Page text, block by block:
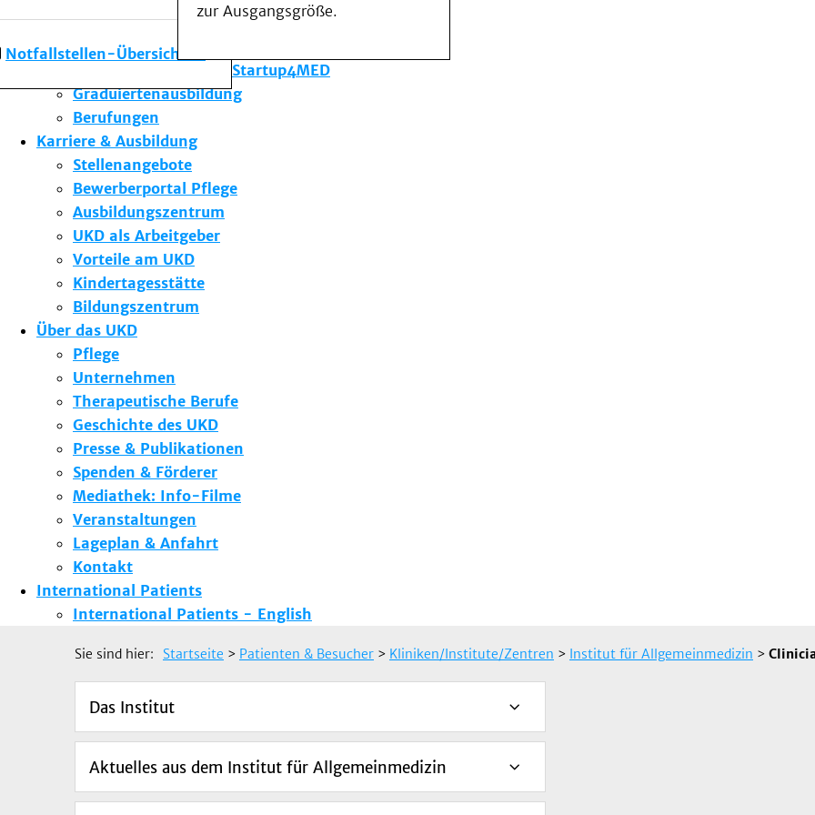
Notfallstellen-Übersicht
zur Ausgangsgröße.
Forschung am UKD
Studium & Lehre
Gründungsförderung Startup4MED
Graduiertenausbildung
Berufungen
Karriere & Ausbildung
Stellenangebote
Bewerberportal Pflege
Ausbildungszentrum
UKD als Arbeitgeber
Vorteile am UKD
Kindertagesstätte
Bildungszentrum
Über das UKD
Pflege
Unternehmen
Therapeutische Berufe
Geschichte des UKD
Presse & Publikationen
Spenden & Förderer
Mediathek: Info-Filme
Veranstaltungen
Lageplan & Anfahrt
Kontakt
International Patients
International Patients - English
Sie sind hier: Startseite > Patienten & Besucher > Kliniken/Institute/Zentren > Institut für Allgemeinmedizin >
Das Institut
Aktuelles aus dem Institut für Allgemeinmedizin